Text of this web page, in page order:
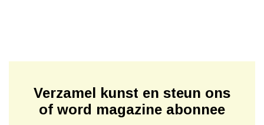
Verzamel kunst en steun ons
of word magazine abonnee